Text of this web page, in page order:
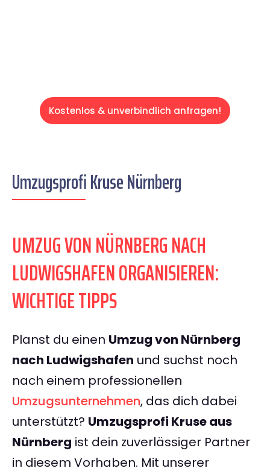
Kostenlos & unverbindlich anfragen!
Umzugsprofi Kruse Nürnberg
UMZUG VON NÜRNBERG NACH
LUDWIGSHAFEN ORGANISIEREN:
WICHTIGE TIPPS
Planst du einen Umzug von Nürnberg
nach Ludwigshafen und suchst noch
nach einem professionellen
Umzugsunternehmen, das dich dabei
unterstützt? Umzugsprofi Kruse aus
Nürnberg ist dein zuverlässiger Partner
in diesem Vorhaben. Mit unserer